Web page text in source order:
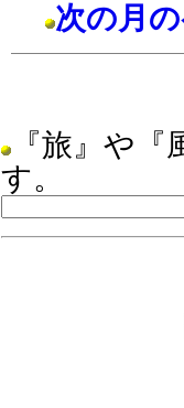
次の月
『旅』や『
す。